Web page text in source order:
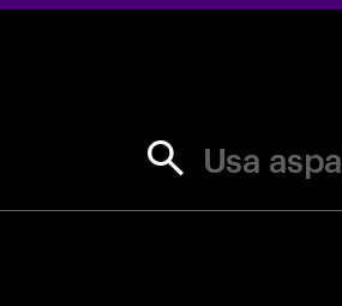
Usa aspas para